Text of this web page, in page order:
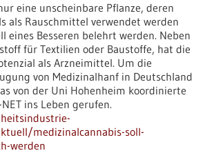
eine unscheinbare Pflanze, deren
als Rauschmittel verwendet werden
eines Besseren belehrt werden. Neben
für Textilien oder Baustoffe, hat die
als Arzneimittel. Um die
von Medizinalhanf in Deutschland
von der Uni Hohenheim koordinierte
ins Leben gerufen.
medizinalcannabis-soll-
werden